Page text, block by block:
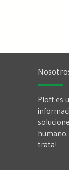
Ploff es
trata!